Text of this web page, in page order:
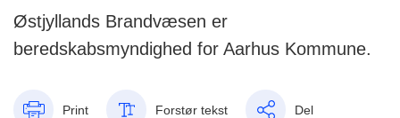
Østjyllands Brandvæsen er
beredskabsmyndighed for Aarhus Kommune.
Print Forstør tekst Del